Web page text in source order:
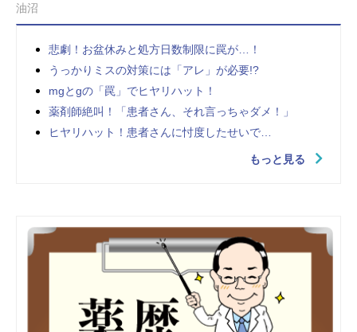
油沼
悲劇！お盆休みと処方日数制限に罠が…！
うっかりミスの対策には「アレ」が必要!?
mgとgの「罠」でヒヤリハット！
薬剤師絶叫！「患者さん、それ言っちゃダメ！」
ヒヤリハット！患者さんに忖度したせいで…
もっと見る